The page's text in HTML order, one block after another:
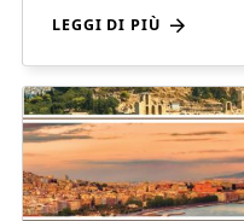
LEGGI DI PIÙ